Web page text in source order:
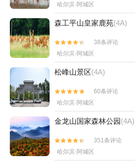
哈尔滨·阿城区
森工平山皇家鹿苑(4A)


38条评论
哈尔滨·阿城区
松峰山景区(4A)


60条评论
哈尔滨·阿城区
金龙山国家森林公园(4A)


351条评论
哈尔滨·阿城区